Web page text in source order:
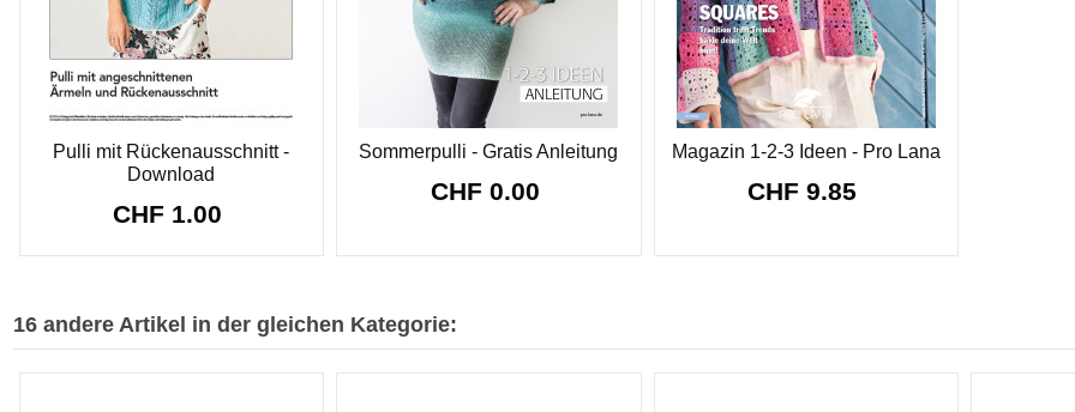
Pulli mit Rückenausschnitt -
Download
CHF 1.00
Sommerpulli - Gratis Anleitung
CHF 0.00
Magazin 1-2-3 Ideen - Pro Lana
CHF 9.85
16 andere Artikel in der gleichen Kategorie: